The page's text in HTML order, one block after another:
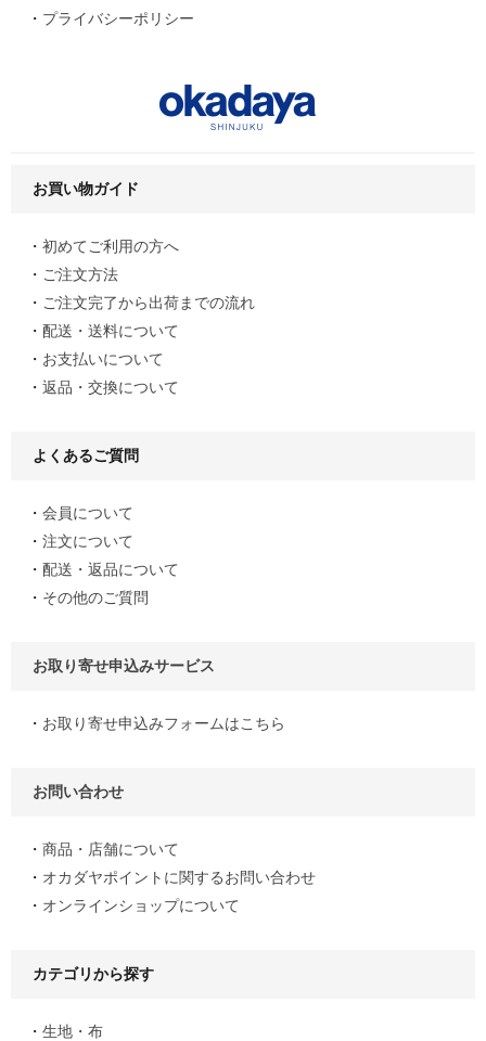
プライバシーポリシー
お買い物ガイド
初めてご利用の方へ
ご注文方法
ご注文完了から出荷までの流れ
配送・送料について
お支払いについて
返品・交換について
よくあるご質問
会員について
注文について
配送・返品について
その他のご質問
お取り寄せ申込みサービス
お取り寄せ申込みフォームはこちら
お問い合わせ
商品・店舗について
オカダヤポイントに関するお問い合わせ
オンラインショップについて
カテゴリから探す
生地・布